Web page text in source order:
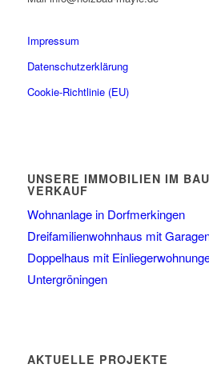
Impressum
Datenschutzerklärung
Cookie-Richtlinie (EU)
UNSERE IMMOBILIEN IM
VERKAUF
Wohnanlage in Dorfmerkingen
Dreifamilienwohnhaus mit
Doppelhaus mit
Untergröningen
AKTUELLE PROJEKTE